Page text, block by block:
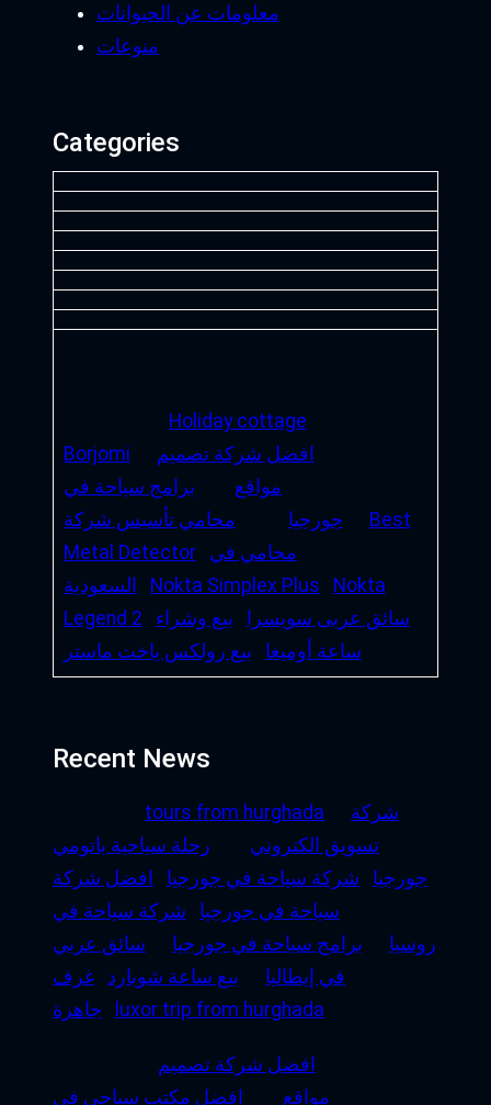
معلومات عن الحيوانات
منوعات
Categories
Holiday cottage
Borjomi
افضل شركة تصميم
مواقع
برامج سياحة في
جورجيا
محامي تأسيس شركة
Best
Metal Detector
محامي في
السعودية
Nokta Simplex Plus
Nokta
Legend 2
سائق عربى سويسرا
بيع وشراء
ساعة أوميغا
بيع رولكس ياخت ماستر
Recent News
tours from hurghada
شركة
تسويق الكتروني
رحلة سياحية باتومي
جورجيا
شركة سياحة في جورجيا
افضل شركة
سياحة في جورجيا
شركة سياحة في
روسيا
برامج سياحة في جورجيا
سائق عربي
في إيطاليا
بيع ساعة شوبارد
غرف
جاهزة
luxor trip from hurghada
افضل شركة تصميم
مواقع
افضل مكتب سياحي في